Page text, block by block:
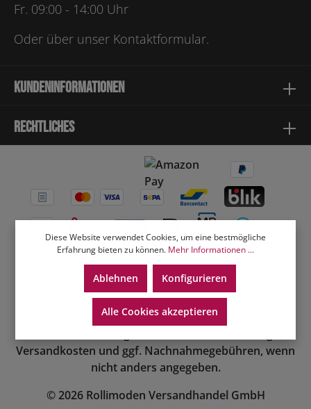
Fr. 09:00 - 14:00 Uhr
Oder über unser Kontaktformular.
Kundeninformationen
Rechtliches
© 2026 Rollimoden Versandhandel GmbH
Versandkosten und ggf. Nachnahmegebühren, wenn
nicht anders angegeben.
Diese Website verwendet Cookies, um eine bestmögliche
Erfahrung bieten zu können. Mehr Informationen ...
Ablehnen Konfigurieren
Alle Cookies akzeptieren